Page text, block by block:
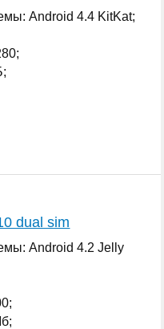
Android 4.4 KitKat;
dual sim
Android 4.2 Jelly